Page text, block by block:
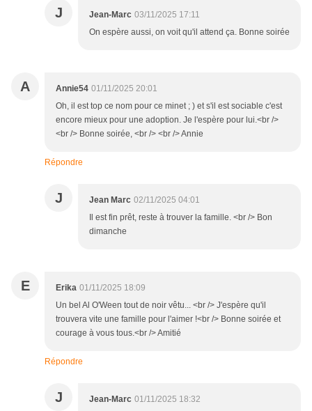
J Jean-Marc 03/11/2025 17:11
On espère aussi, on voit qu'il attend ça. Bonne soirée
A Annie54 01/11/2025 20:01
Oh, il est top ce nom pour ce minet ; ) et s'il est sociable c'est
encore mieux pour une adoption. Je l'espère pour lui.<br />
<br /> Bonne soirée, <br /> <br /> Annie
Répondre
J Jean Marc 02/11/2025 04:01
Il est fin prêt, reste à trouver la famille. <br /> Bon
dimanche
E Erika 01/11/2025 18:09
Un bel Al O'Ween tout de noir vêtu... <br /> J'espère qu'il
trouvera vite une famille pour l'aimer !<br /> Bonne soirée et
courage à vous tous.<br /> Amitié
Répondre
J Jean-Marc 01/11/2025 18:32